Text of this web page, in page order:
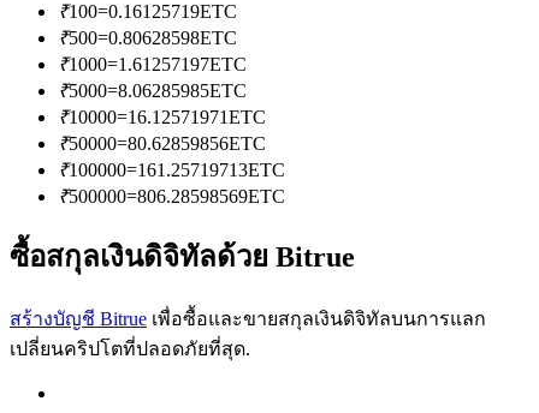
แนะนำ
คู่มือเริ่มต้นฟิวเจอร์ส
₹100=0.16125719ETC
₹500=0.80628598ETC
₹1000=1.61257197ETC
₹5000=8.06285985ETC
₹10000=16.12571971ETC
₹50000=80.62859856ETC
₹100000=161.25719713ETC
₹500000=806.28598569ETC
ซื้อสกุลเงินดิจิทัลด้วย Bitrue
สร้างบัญชี Bitrue เพื่อซื้อและขายสกุลเงินดิจิทัลบนการแลก
เปลี่ยนคริปโตที่ปลอดภัยที่สุด.